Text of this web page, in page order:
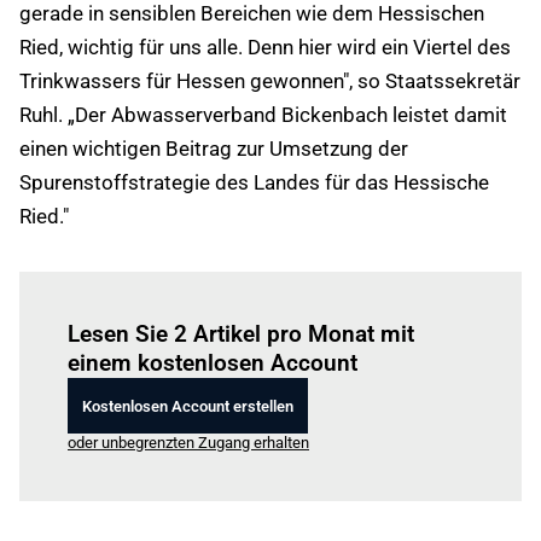
gerade in sensiblen Bereichen wie dem Hessischen
Ried, wichtig für uns alle. Denn hier wird ein Viertel des
Trinkwassers für Hessen gewonnen", so Staatssekretär
Ruhl. „Der Abwasserverband Bickenbach leistet damit
einen wichtigen Beitrag zur Umsetzung der
Spurenstoffstrategie des Landes für das Hessische
Ried."
Lesen Sie 2 Artikel pro Monat mit
einem kostenlosen Account
Kostenlosen Account erstellen
oder unbegrenzten Zugang erhalten